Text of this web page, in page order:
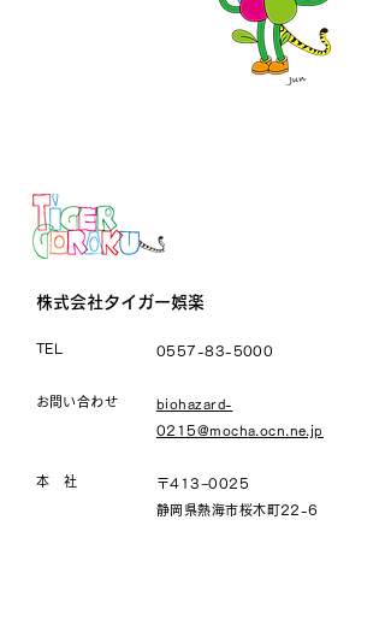
株式会社タイガー娯楽
TEL
​お問い合わせ
本 社
0557-83-5000
biohazard-
0215@mocha.ocn.ne.jp
〒413−0025
静岡県熱海市桜木町22-6